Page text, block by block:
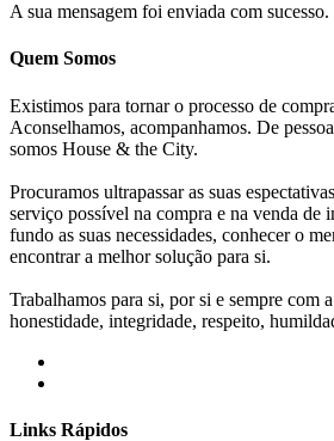
A sua mensagem foi enviada com sucesso.
Quem Somos
Existimos para tornar o processo de
Aconselhamos, acompanhamos. De
somos House & the City.
Procuramos ultrapassar as suas
serviço possível na compra e na venda de
fundo as suas necessidades, conhecer o
encontrar a melhor solução para si.
Trabalhamos para si, por si e sempre com
honestidade, integridade, respeito,
Links Rápidos